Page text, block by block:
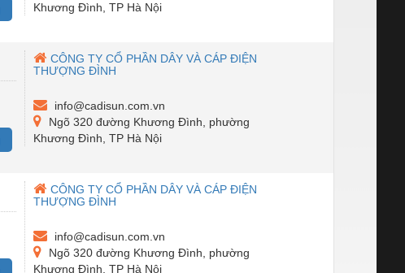
Khương Đình, TP Hà Nội
CÔNG TY CỔ PHẦN DÂY VÀ CÁP ĐIỆN
THƯỢNG ĐÌNH
info@cadisun.com.vn
Ngõ 320 đường Khương Đình, phường
Khương Đình, TP Hà Nội
CÔNG TY CỔ PHẦN DÂY VÀ CÁP ĐIỆN
THƯỢNG ĐÌNH
info@cadisun.com.vn
Ngõ 320 đường Khương Đình, phường
Khương Đình, TP Hà Nội